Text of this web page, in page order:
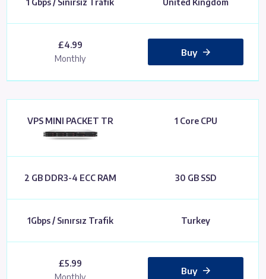
1 Gbps / Sınırsız Trafik United Kingdom
£4.99
Monthly
Buy
VPS MINI PACKET TR 1 Core CPU
2 GB DDR3-4 ECC RAM 30 GB SSD
1Gbps / Sınırsız Trafik Turkey
£5.99
Monthly
Buy